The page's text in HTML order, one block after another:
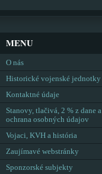
MENU
O nás
Historické vojenské jednotky
Kontaktné údaje
Stanovy, tlačivá, 2 % z dane a
ochrana osobných údajov
Vojaci, KVH a história
Zaujímavé webstránky
Sponzorské subjekty